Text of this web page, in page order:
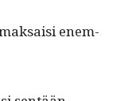
enem­